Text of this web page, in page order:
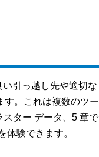
引っ越し先や適切な
す。これは複数のツー
ター データ、5 章で
体験できます。